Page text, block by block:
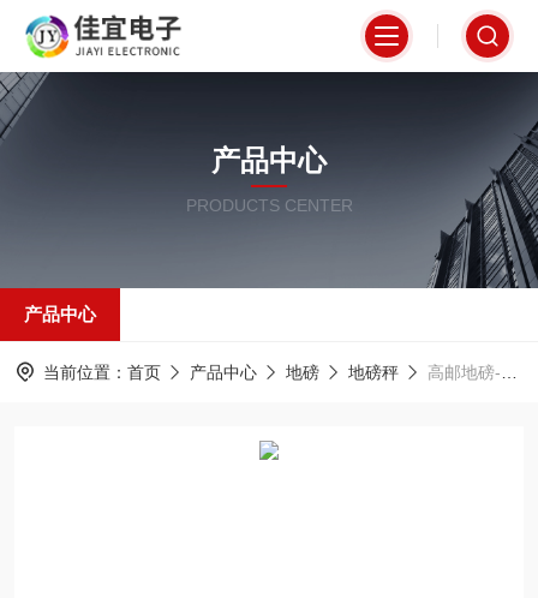
产品中心
PRODUCTS CENTER
产品中心
当前位置： 首页 产品中心 地磅 地磅秤 高邮地磅-80吨地磅-浦江地磅【佳宜电子】